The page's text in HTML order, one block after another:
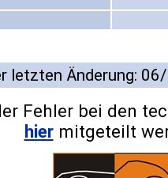
letzten Änderung:
Fehler bei den
hiermitgeteilt